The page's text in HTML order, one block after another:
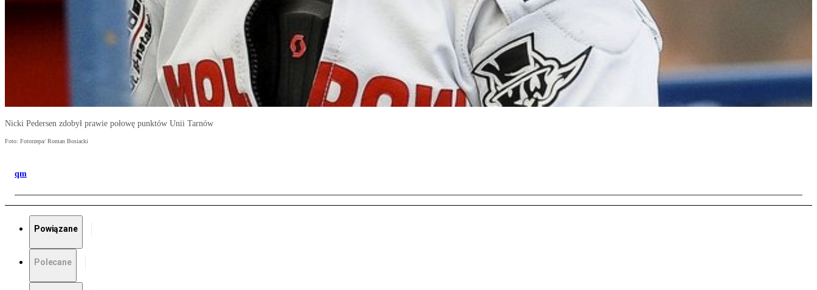
Nicki Pedersen zdobył prawie połowę punktów Unii Tarnów
Foto: Fotorzepa/ Roman Bosiacki
qm
Powiązane
Polecane